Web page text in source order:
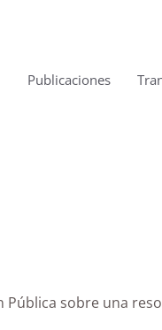
Publicaciones
Pública sobre